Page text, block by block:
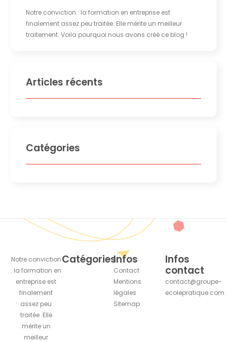
Notre conviction : la formation en entreprise est
finalement assez peu traitée. Elle mérite un meilleur
traitement. Voila pourquoi nous avons créé ce blog !
Articles récents
Catégories
Notre conviction
: la formation en
entreprise est
finalement
assez peu
traitée. Elle
mérite un
meilleur
CatégoriesInfos
Contact
Mentions
légales
Sitemap
Infos
contact
contact@groupe-
ecolepratique.com